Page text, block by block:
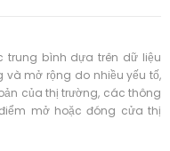
trung bình dựa trên dữ liệu
và mở rộng do nhiều yếu tố,
của thị trường, các thông
mở hoặc đóng cửa thị